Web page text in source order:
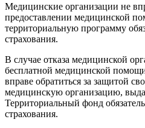
Медицинские организации не
предоставлении медицинской
территориальную программу
страхования.
В случае отказа медицинской
бесплатной медицинской
вправе обратиться за защитой
медицинскую организацию,
Территориальный фонд
страхования.